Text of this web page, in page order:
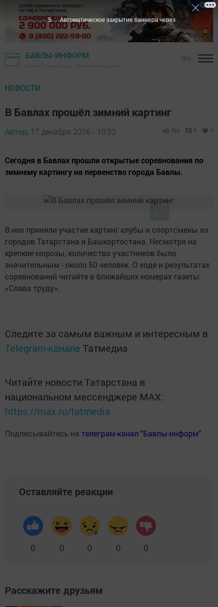
БАВЛЫ-ИНФОРМ
НОВОСТИ
В Бавлах прошёл зимний картинг
Автор, 17 декабря 2016 - 10:53 520 0 0
Сегодня в Бавлах прошли открытые соревнования по
зимнему картингу на первенство города Бавлы.
В них приняли участие картинг клубы и спортсмены из
городов Татарстана и Башкортостана. Несмотря на
крепкие морозы, количество участников было
значительным - около 50 человек. О ходе и результатах
соревнований читайте в ближайших номерах газеты
«Слава труду».
Следите за самым важным и интересным в
Telegram-канале Татмедиа
Читайте новости Татарстана в
национальном мессенджере MАХ:
https://max.ru/tatmedia
Подписывайтесь на телеграм-канал "Бавлы-информ"
Оставляйте реакции
0 0 0 0 0
Расскажите друзьям
3 Автоматическое закрытие баннера через